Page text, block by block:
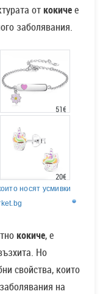
откокичее
заболявания.
51€
20€
носят усмивки
кокиче, е
Но
свойства, които
на